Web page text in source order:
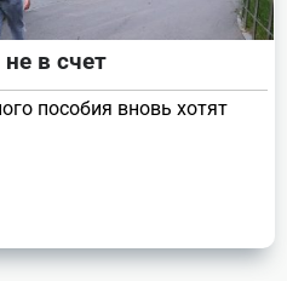
в счет
пособия вновь хотят